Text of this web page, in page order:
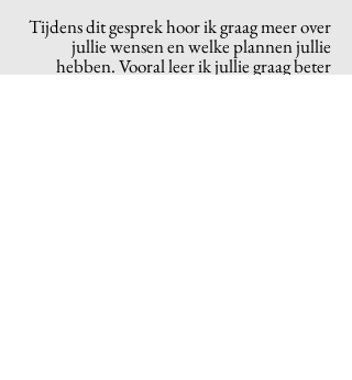
Tijdens dit gesprek hoor ik graag meer over
jullie wensen en welke plannen jullie
hebben. Vooral leer ik jullie graag beter